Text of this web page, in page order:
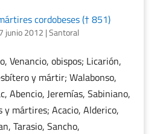
cordobeses († 851)
junio 2012 |Santoral
Venancio, obispos; Licarión,
y mártir; Walabonso,
Abencio, Jeremías, Sabiniano,
mártires; Acacio, Alderico,
Tarasio, Sancho,